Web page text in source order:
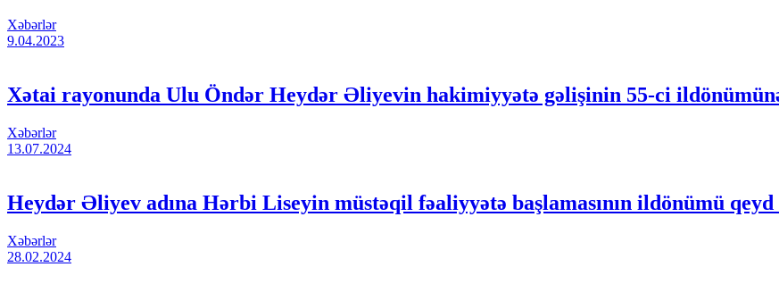
Xəbərlər
9.04.2023
Xətai rayonunda Ulu Öndər Heydər Əliyevin hakimiyyətə gəlişinin 55-ci
Xəbərlər
13.07.2024
Heydər Əliyev adına Hərbi Liseyin müstəqil fəaliyyətə başlamasının ildönümü
Xəbərlər
28.02.2024